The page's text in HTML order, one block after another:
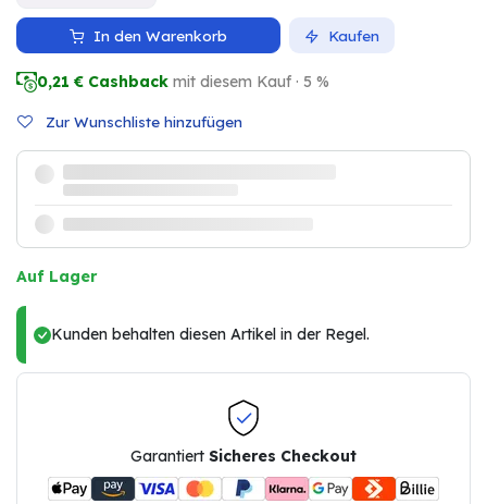
In den Warenkorb Kaufen
0,21 € Cashback mit diesem Kauf · 5 %
Zur Wunschliste hinzufügen
Auf Lager
Kunden behalten diesen Artikel in der Regel.
Garantiert Sicheres Checkout